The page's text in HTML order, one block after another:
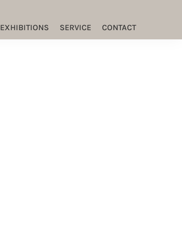
EXHIBITIONS SERVICE CONTACT